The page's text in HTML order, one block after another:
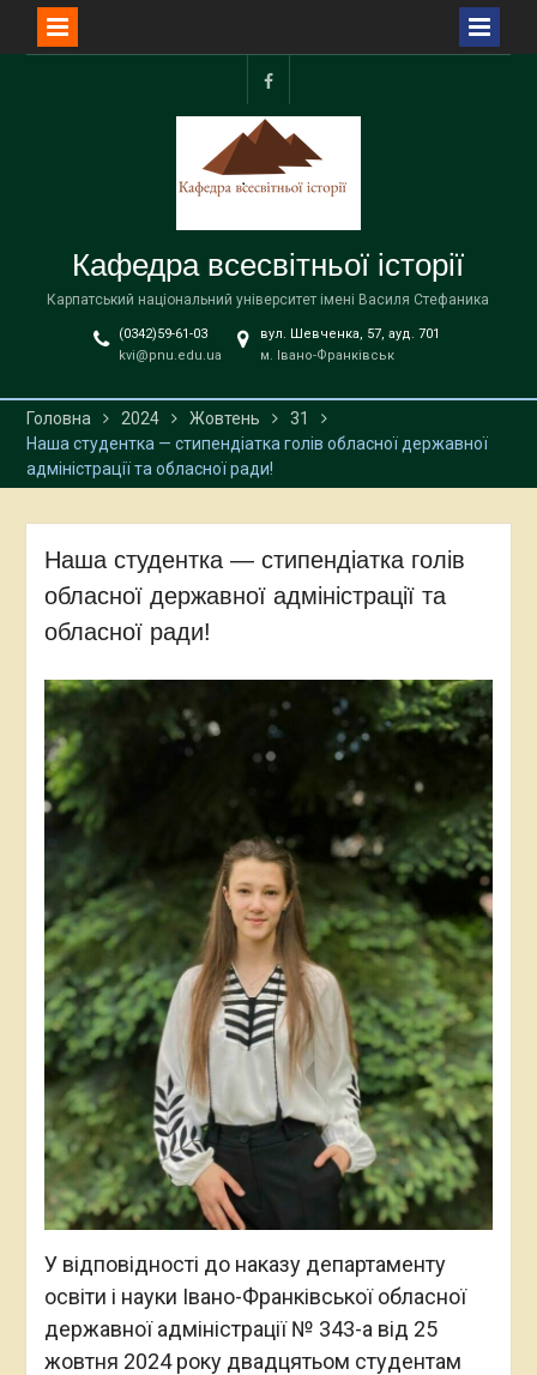
facebook
Кафедра всесвітньої історії
Карпатський національний університет імені Василя Стефаника
(0342)59-61-03
kvi@pnu.edu.ua
вул. Шевченка, 57, ауд. 701
м. Івано-Франківськ
Головна 2024 Жовтень
31
Наша студентка — стипендіатка голів обласної державної
адміністрації та обласної ради!
Наша студентка — стипендіатка голів
обласної державної адміністрації та
обласної ради!
У відповідності до наказу департаменту
освіти і науки Івано-Франківської обласної
державної адміністрації № 343-а від 25
жовтня 2024 року двадцятьом студентам